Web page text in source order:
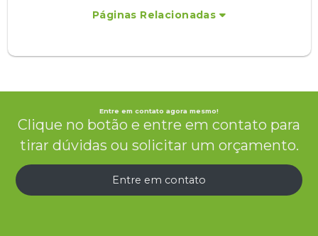
Páginas Relacionadas
Entre em contato agora mesmo!
Clique no botão e entre em contato para
tirar dúvidas ou solicitar um orçamento.
Entre em contato